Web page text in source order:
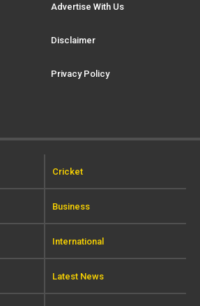
Advertise With Us
Disclaimer
Privacy Policy
Cricket
Business
International
Latest News